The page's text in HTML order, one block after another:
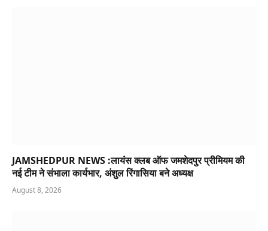
JAMSHEDPUR NEWS :लायंस क्लब ऑफ जमशेदपुर प्रीमियम की
नई टीम ने संभाला कार्यभार, अंशुल रिंगासिया बने अध्यक्ष
August 8, 2026